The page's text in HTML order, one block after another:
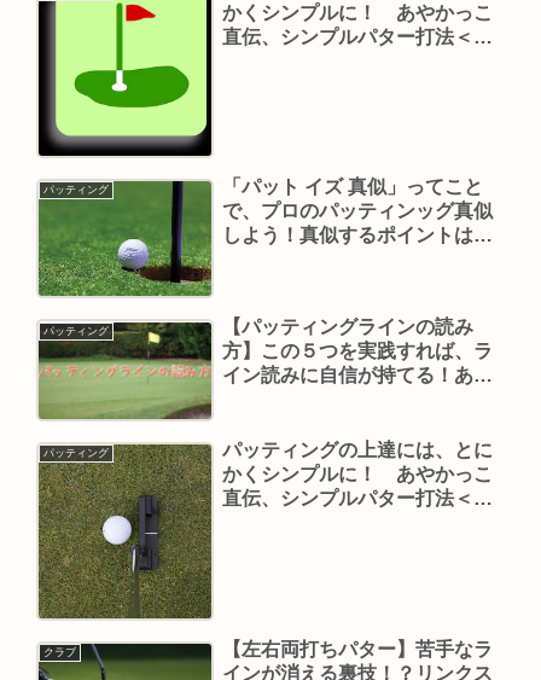
かくシンプルに！ あやかっこ
直伝、シンプルパター打法＜第
パッティング
「パット イズ 真似」ってこと
で、プロのパッティンッグ真似
しよう！真似するポイントは、
パッティング
【パッティングラインの読み
方】この５つを実践すれば、ラ
イン読みに自信が持てる！あと
パッティング
パッティングの上達には、とに
かくシンプルに！ あやかっこ
直伝、シンプルパター打法＜第
クラブ
【左右両打ちパター】苦手なラ
インが消える裏技！？リンクス